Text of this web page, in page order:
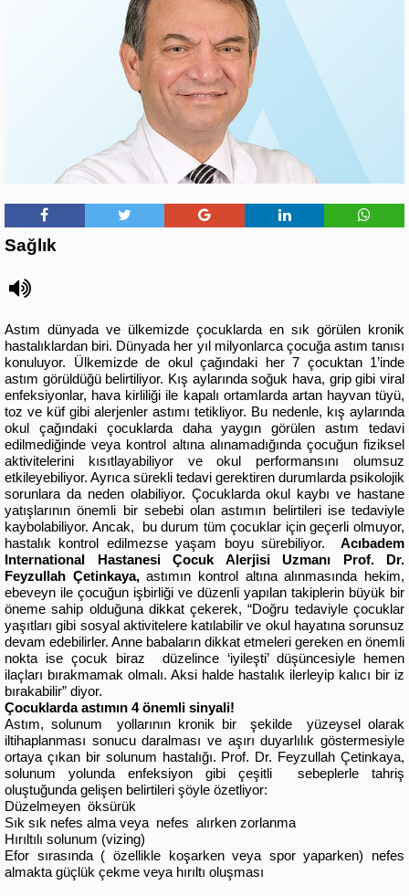
Sağlık
Astım dünyada ve ülkemizde çocuklarda en sık görülen kronik
hastalıklardan biri. Dünyada her yıl milyonlarca çocuğa astım tanısı
konuluyor. Ülkemizde de okul çağındaki her 7 çocuktan 1’inde
astım görüldüğü belirtiliyor. Kış aylarında soğuk hava, grip gibi viral
enfeksiyonlar, hava kirliliği ile kapalı ortamlarda artan hayvan tüyü,
toz ve küf gibi alerjenler astımı tetikliyor. Bu nedenle, kış aylarında
okul çağındaki çocuklarda daha yaygın görülen astım tedavi
edilmediğinde veya kontrol altına alınamadığında çocuğun fiziksel
aktivitelerini kısıtlayabiliyor ve okul performansını olumsuz
etkileyebiliyor. Ayrıca sürekli tedavi gerektiren durumlarda psikolojik
sorunlara da neden olabiliyor. Çocuklarda okul kaybı ve hastane
yatışlarının önemli bir sebebi olan astımın belirtileri ise tedaviyle
kaybolabiliyor. Ancak, bu durum tüm çocuklar için geçerli olmuyor,
hastalık kontrol edilmezse yaşam boyu sürebiliyor. Acıbadem
International Hastanesi Çocuk Alerjisi Uzmanı Prof. Dr.
Feyzullah Çetinkaya,astımın kontrol altına alınmasında hekim,
ebeveyn ile çocuğun işbirliği ve düzenli yapılan takiplerin büyük bir
öneme sahip olduğuna dikkat çekerek, “Doğru tedaviyle çocuklar
yaşıtları gibi sosyal aktivitelere katılabilir ve okul hayatına sorunsuz
devam edebilirler. Anne babaların dikkat etmeleri gereken en önemli
nokta ise çocuk biraz düzelince ‘iyileşti’ düşüncesiyle hemen
ilaçları bırakmamak olmalı. Aksi halde hastalık ilerleyip kalıcı bir iz
bırakabilir” diyor.
Çocuklarda astımın 4 önemli sinyali!
Astım, solunum yollarının kronik bir şekilde yüzeysel olarak
iltihaplanması sonucu daralması ve aşırı duyarlılık göstermesiyle
ortaya çıkan bir solunum hastalığı. Prof. Dr. Feyzullah Çetinkaya,
solunum yolunda enfeksiyon gibi çeşitli sebeplerle tahriş
oluştuğunda gelişen belirtileri şöyle özetliyor:
Düzelmeyen öksürük
Sık sık nefes alma veya nefes alırken zorlanma
Hırıltılı solunum (vizing)
Efor sırasında ( özellikle koşarken veya spor yaparken) nefes
almakta güçlük çekme veya hırıltı oluşması